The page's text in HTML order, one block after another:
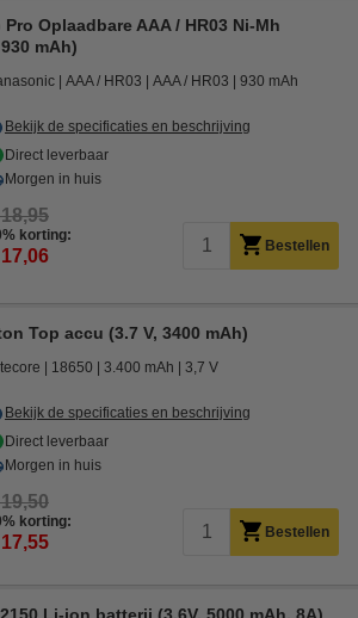
Oplaadbare AAA / HR03 Ni-Mh
mAh)
AAA / HR03 AAA / HR03 930 mAh
Bekijk de specificaties en beschrijving
Direct leverbaar
Morgen in huis
korting:
Bestellen
Top accu (3.7 V, 3400 mAh)
18650 3.400 mAh 3,7 V
Bekijk de specificaties en beschrijving
Direct leverbaar
Morgen in huis
korting:
Bestellen